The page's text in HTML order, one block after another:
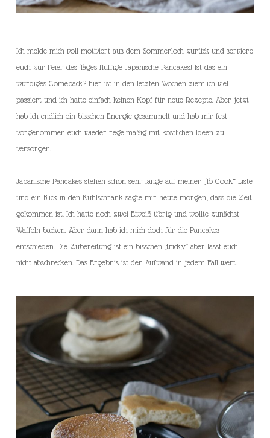
Ich melde mich voll motiviert aus dem Sommerloch zurück und serviere
euch zur Feier des Tages fluffige Japanische Pancakes! Ist das ein
würdiges Comeback? Hier ist in den letzten Wochen ziemlich viel
passiert und ich hatte einfach keinen Kopf für neue Rezepte. Aber jetzt
hab ich endlich ein bisschen Energie gesammelt und hab mir fest
vorgenommen euch wieder regelmäßig mit köstlichen Ideen zu
versorgen.
Japanische Pancakes stehen schon sehr lange auf meiner „To Cook“-Liste
und ein Blick in den Kühlschrank sagte mir heute morgen, dass die Zeit
gekommen ist. Ich hatte noch zwei Eiweiß übrig und wollte zunächst
Waffeln backen. Aber dann hab ich mich doch für die Pancakes
entschieden. Die Zubereitung ist ein bisschen „tricky“ aber lasst euch
nicht abschrecken. Das Ergebnis ist den Aufwand in jedem Fall wert.